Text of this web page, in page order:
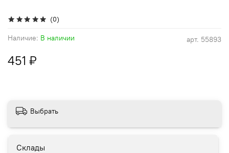
(0)
арт. 55893
Наличие: В наличии
451 ₽
Склады
Выбрать